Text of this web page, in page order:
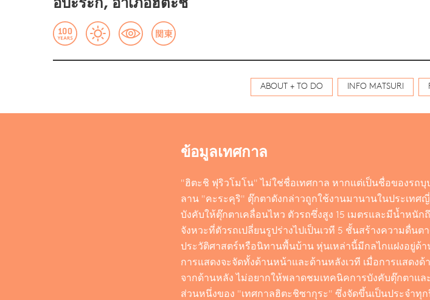
อิบะระกิ, อำเภอฮิตะชิ
ABOUT + TO DO INFO MATSURI
ข้อมูลเทศกาล
"ฮิตะชิ ฟุริวโมโน" ไม่ใช่ชื่อเทศกาล หากแต่เป็นชื่อของรถ
ลาน "คะระคุริ" ตุ๊กตาดังกล่าวถูกใช้งานมานานในประเท
บังคับให้ตุ๊กตาเคลื่อนไหว ตัวรถซึ่งสูง 15 เมตรและมีน้ำหนั
จังหวะที่ตัวรถเปลี่ยนรูปร่างไปเป็นเวที 5 ชั้นสร้างความดื่น
ประวัติศาสตร์หรือนิทานพื้นบ้าน หุ่นเหล่านี้มีกลไกแฝงอยู่ด้า
การแสดงจะจัดทั้งด้านหน้าและด้านหลังเวที เมื่อการแสดง
จากด้านหลัง ไม่อยากให้พลาดชมเทคนิคการบังคับตุ๊กตาแ
ส่วนหนึ่งของ "เทศกาลฮิตะชิซากุระ" ซึ่งจัดขึ้นเป็นประจำทุก